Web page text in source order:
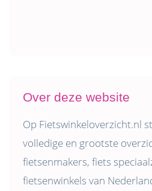
Over deze website
Op Fietswinkeloverzicht.nl
volledige en grootste
fietsenmakers, fiets
fietsenwinkels van